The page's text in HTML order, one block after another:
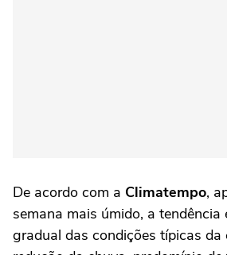
De acordo com a Climatempo,
semana mais úmido, a tendência
gradual das condições típicas da